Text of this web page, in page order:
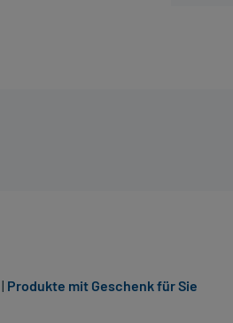
| Produkte mit Geschenk für Sie